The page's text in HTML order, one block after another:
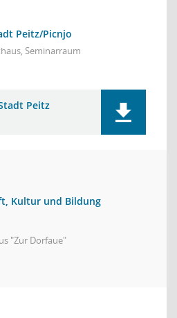
Peitz/Picnjo
Seminarraum
Peitz
Kultur und Bildung
"Zur Dorfaue"